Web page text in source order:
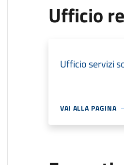
Ufficio
Ufficio servizi
VAI ALLA PAGINA